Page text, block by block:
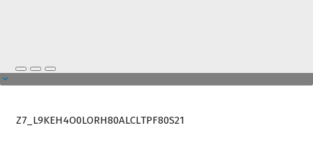
Z7_L9KEH4O0LORH80ALCLTPF80S21